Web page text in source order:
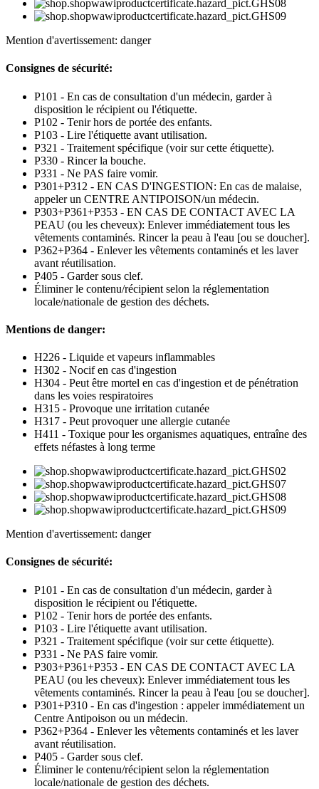
Mention d'avertissement: danger
Consignes de sécurité:
P101 - En cas de consultation d'un médecin, garder à
disposition le récipient ou l'étiquette.
P102 - Tenir hors de portée des enfants.
P103 - Lire l'étiquette avant utilisation.
P321 - Traitement spécifique (voir sur cette étiquette).
P330 - Rincer la bouche.
P331 - Ne PAS faire vomir.
P301+P312 - EN CAS D'INGESTION: En cas de malaise,
appeler un CENTRE ANTIPOISON/un médecin.
P303+P361+P353 - EN CAS DE CONTACT AVEC LA
PEAU (ou les cheveux): Enlever immédiatement tous les
vêtements contaminés. Rincer la peau à l'eau [ou se doucher].
P362+P364 - Enlever les vêtements contaminés et les laver
avant réutilisation.
P405 - Garder sous clef.
Éliminer le contenu/récipient selon la réglementation
locale/nationale de gestion des déchets.
Mentions de danger:
H226 - Liquide et vapeurs inflammables
H302 - Nocif en cas d'ingestion
H304 - Peut être mortel en cas d'ingestion et de pénétration
dans les voies respiratoires
H315 - Provoque une irritation cutanée
H317 - Peut provoquer une allergie cutanée
H411 - Toxique pour les organismes aquatiques, entraîne des
effets néfastes à long terme
Mention d'avertissement: danger
Consignes de sécurité:
P101 - En cas de consultation d'un médecin, garder à
disposition le récipient ou l'étiquette.
P102 - Tenir hors de portée des enfants.
P103 - Lire l'étiquette avant utilisation.
P321 - Traitement spécifique (voir sur cette étiquette).
P331 - Ne PAS faire vomir.
P303+P361+P353 - EN CAS DE CONTACT AVEC LA
PEAU (ou les cheveux): Enlever immédiatement tous les
vêtements contaminés. Rincer la peau à l'eau [ou se doucher].
P301+P310 - En cas d'ingestion : appeler immédiatement un
Centre Antipoison ou un médecin.
P362+P364 - Enlever les vêtements contaminés et les laver
avant réutilisation.
P405 - Garder sous clef.
Éliminer le contenu/récipient selon la réglementation
locale/nationale de gestion des déchets.